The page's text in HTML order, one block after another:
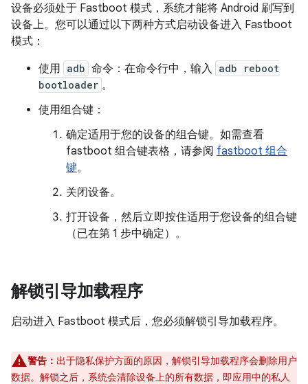
设备必须处于 Fastboot 模式，系统才能将 Android 刷写到
设备上。您可以通过以下两种方式启动设备进入 Fastboot
模式：
使用 adb 命令：在命令行中，输入 adb reboot
bootloader 。
使用组合键：
确定适用于您的设备的组合键。如需查看
fastboot 组合键表格，请参阅 fastboot 组合
键。
关闭设备。
打开设备，然后立即按住适用于您设备的组合键
（已在第 1 步中确定）。
解锁引导加载程序
启动进入 Fastboot 模式后，您必须解锁引导加载程序。
警告： 出于隐私保护方面的原因，解锁引导加载程序会删除用户
数据。解锁之后，系统会清除设备上的所有数据，即应用中的私人